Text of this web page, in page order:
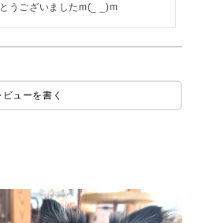
うございましたm(_ _)m
ビューを書く